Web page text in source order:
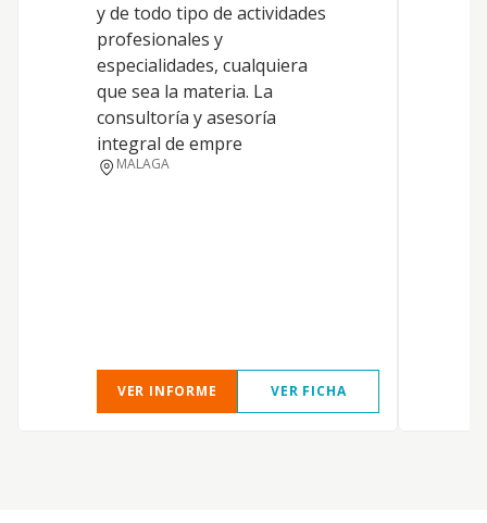
y de todo tipo de actividades
profesionales y
especialidades, cualquiera
que sea la materia. La
consultoría y asesoría
integral de empre
MALAGA
VER INFORME VER FICHA